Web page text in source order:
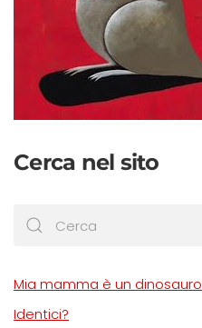
Cerca nel sito
Mia mamma è un dinosauro
Identici?